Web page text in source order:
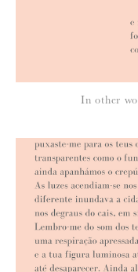
In other